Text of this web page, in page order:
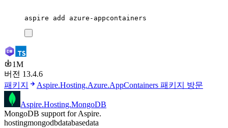
aspire add azure-appcontainers
1M
버전 13.4.6
패키지
Aspire.Hosting.Azure.AppContainers 패키지 방문
Aspire.Hosting.MongoDB
MongoDB support for Aspire.
hostingmongodbdatabasedata